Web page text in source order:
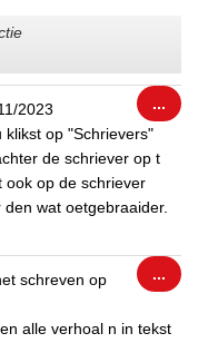
2023
klikst op "Schrievers"
de schriever op t
ook op de schriever
wat oetgebraaider.
...
schreven op
alle verhoal n in tekst
...